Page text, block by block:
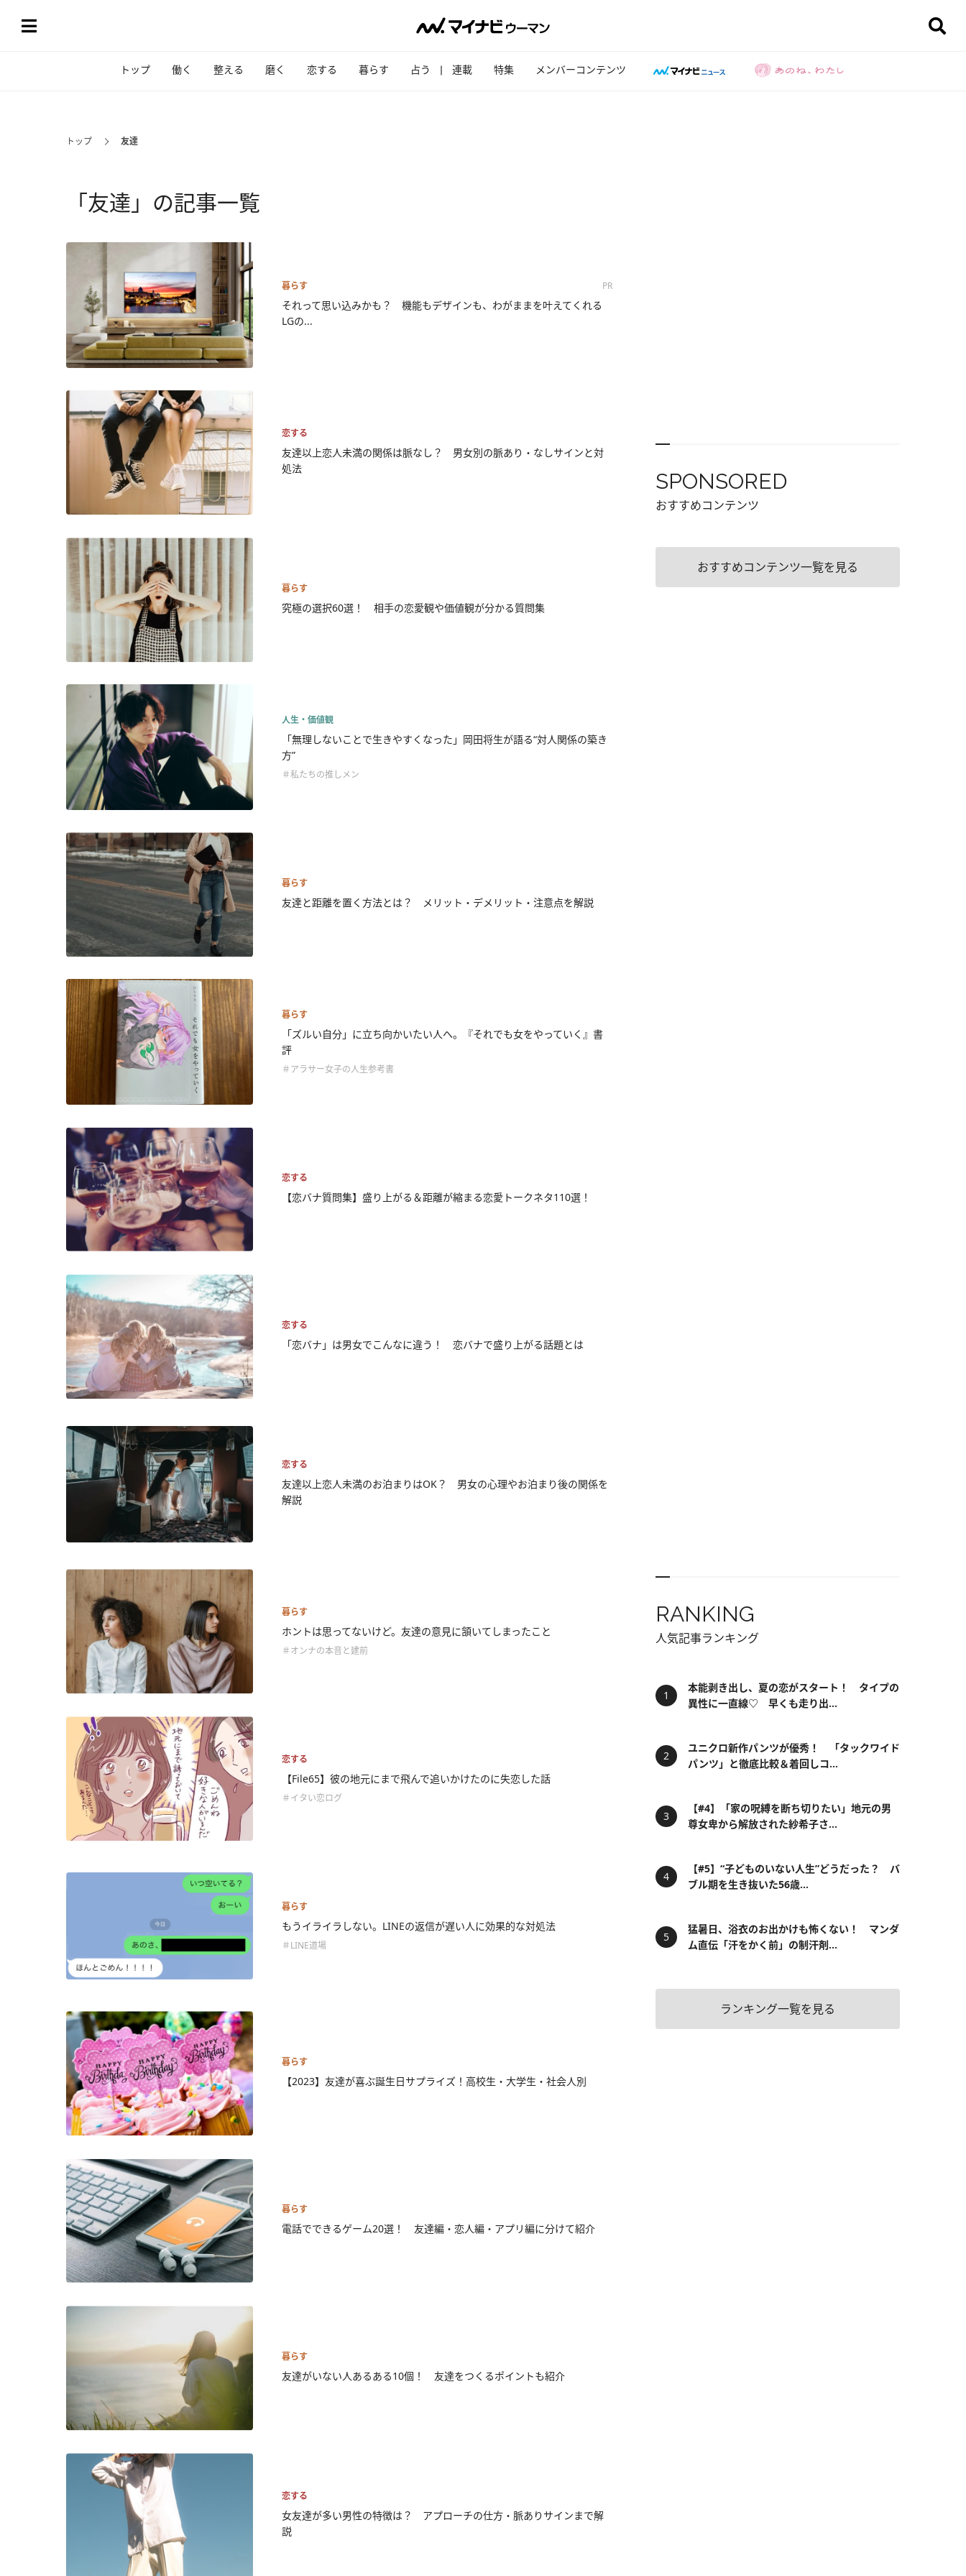
トップ 働く 整える 磨く 恋する 暮らす 占う 連載 特集 メンバーコンテンツ
トップ 友達
「友達」の記事一覧
暮らす PR
それって思い込みかも？ 機能もデザインも、わがままを叶えてくれる
LGの...
恋する
友達以上恋人未満の関係は脈なし？ 男女別の脈あり・なしサインと対
処法
暮らす
究極の選択60選！ 相手の恋愛観や価値観が分かる質問集
人生・価値観
「無理しないことで生きやすくなった」岡田将生が語る“対人関係の築き
方”
＃私たちの推しメン
暮らす
友達と距離を置く方法とは？ メリット・デメリット・注意点を解説
暮らす
「ズルい自分」に立ち向かいたい人へ。『それでも女をやっていく』書
評
＃アラサー女子の人生参考書
恋する
【恋バナ質問集】盛り上がる＆距離が縮まる恋愛トークネタ110選！
恋する
「恋バナ」は男女でこんなに違う！ 恋バナで盛り上がる話題とは
恋する
友達以上恋人未満のお泊まりはOK？ 男女の心理やお泊まり後の関係を
解説
暮らす
ホントは思ってないけど。友達の意見に頷いてしまったこと
＃オンナの本音と建前
恋する
【File65】彼の地元にまで飛んで追いかけたのに失恋した話
＃イタい恋ログ
暮らす
もうイライラしない。LINEの返信が遅い人に効果的な対処法
＃LINE道場
暮らす
【2023】友達が喜ぶ誕生日サプライズ！高校生・大学生・社会人別
暮らす
電話でできるゲーム20選！ 友達編・恋人編・アプリ編に分けて紹介
暮らす
友達がいない人あるある10個！ 友達をつくるポイントも紹介
恋する
女友達が多い男性の特徴は？ アプローチの仕方・脈ありサインまで解
説
SPONSORED
おすすめコンテンツ
おすすめコンテンツ一覧を見る
RANKING
人気記事ランキング
本能剥き出し、夏の恋がスタート！ タイプの
異性に一直線♡ 早くも走り出...
ユニクロ新作パンツが優秀！ 「タックワイド
パンツ」と徹底比較＆着回しコ...
【#4】「家の呪縛を断ち切りたい」地元の男
尊女卑から解放された紗希子さ...
【#5】“子どものいない人生”どうだった？ バ
ブル期を生き抜いた56歳...
猛暑日、浴衣のお出かけも怖くない！ マンダ
ム直伝「汗をかく前」の制汗剤...
ランキング一覧を見る